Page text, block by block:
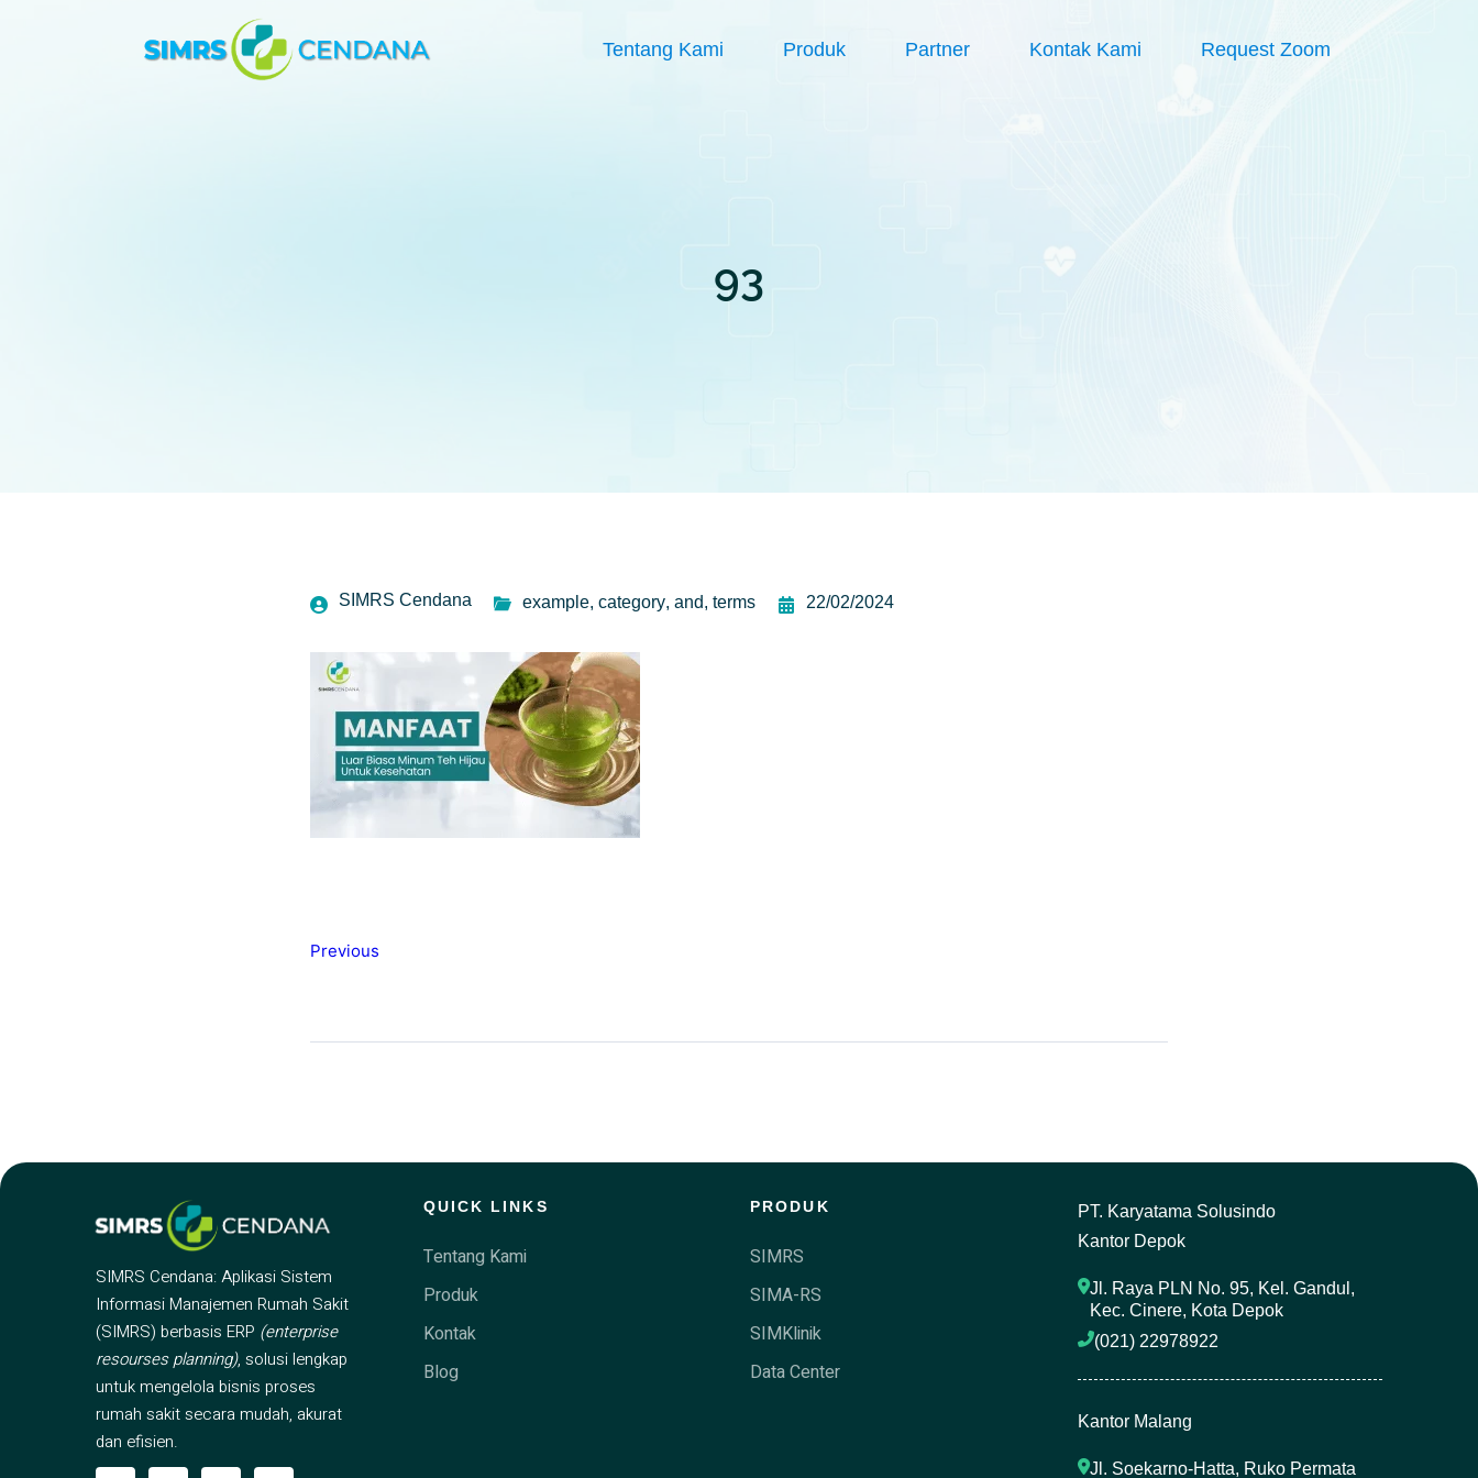
Tentang Kami Produk Partner Kontak Kami Request Zoom
93
SIMRS Cendana example, category, and, terms 22/02/2024
Previous
SIMRS Cendana: Aplikasi Sistem
Informasi Manajemen Rumah Sakit
(SIMRS) berbasis ERP (enterprise
resourses planning), solusi lengkap
untuk mengelola bisnis proses
rumah sakit secara mudah, akurat
dan efisien.
QUICK LINKS
Tentang Kami
Produk
Kontak
Blog
PRODUK
SIMRS
SIMA-RS
SIMKlinik
Data Center
PT. Karyatama Solusindo
Kantor Depok
Jl. Raya PLN No. 95, Kel. Gandul,
Kec. Cinere, Kota Depok
(021) 22978922
Kantor Malang
Jl. Soekarno-Hatta, Ruko Permata